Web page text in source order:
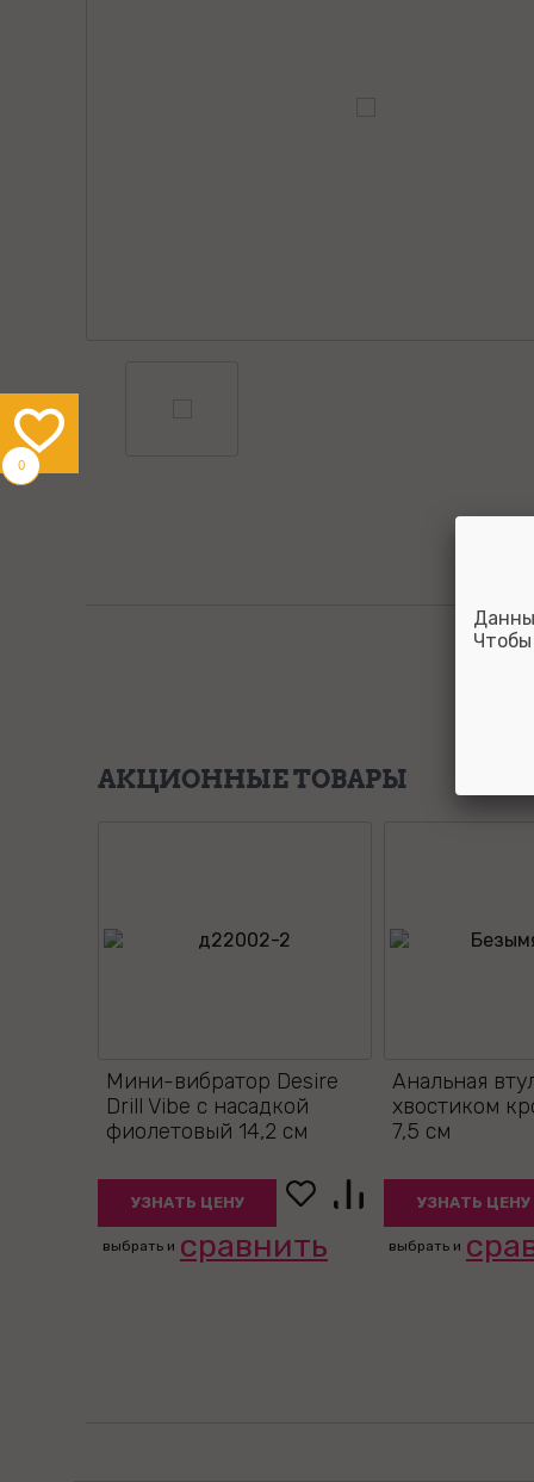
АКЦИОННЫЕ ТОВАРЫ
Мини-вибратор Desire
Drill Vibe с насадкой
фиолетовый 14,2 см
УЗНАТЬ ЦЕНУ
выбрать и сравнить
Анальная
хвостиком
7,5 см
УЗНАТЬ ЦЕНУ
выбрать и
0